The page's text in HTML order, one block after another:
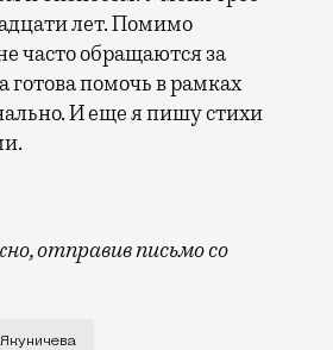
лет. Помимо
часто обращаются за
помочь в рамках
И еще я пишу стихи
отправив письмо со
в парке, я рисовала их,